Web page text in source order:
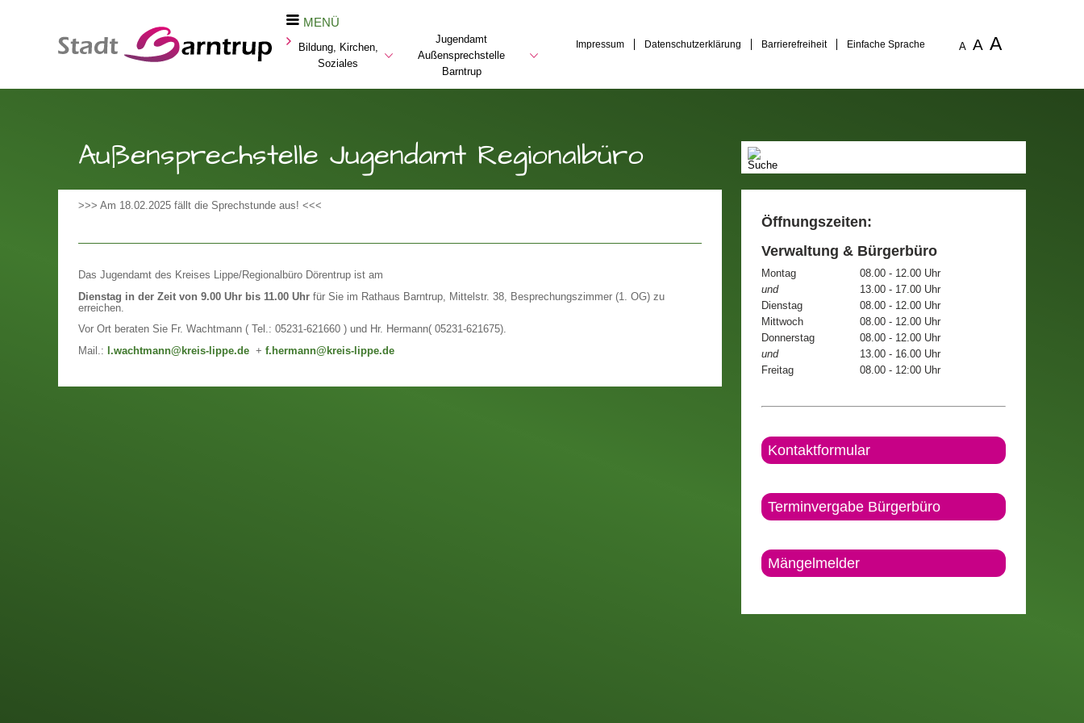
MENÜ
Bildung, Kirchen,
Soziales
Jugendamt
Außensprechstelle
Barntrup
Impressum Datenschutzerklärung Barrierefreiheit Einfache Sprache A A A
Außensprechstelle Jugendamt Regionalbüro
>>> Am 18.02.2025 fällt die Sprechstunde aus! <<<
Das Jugendamt des Kreises Lippe/Regionalbüro Dörentrup ist am
Dienstag in der Zeit von 9.00 Uhr bis 11.00 Uhr für Sie im Rathaus Barntrup, Mittelstr. 38, Besprechungszimmer (1. OG) zu
erreichen.
Vor Ort beraten Sie Fr. Wachtmann ( Tel.: 05231-621660 ) und Hr. Hermann( 05231-621675).
Mail.:
.wachtmann@kreis-lippe.de + f.hermann@kreis-lippe.de
Öffnungszeiten:
Verwaltung & Bürgerbüro
Montag
08.00 - 12.00 Uhr
und
13.00 - 17.00 Uhr
Dienstag
08.00 - 12.00 Uhr
Mittwoch
08.00 - 12.00 Uhr
Donnerstag
08.00 - 12.00 Uhr
und
13.00 - 16.00 Uhr
Freitag
08.00 - 12:00 Uhr
Kontaktformular
Terminvergabe Bürgerbüro
Mängelmelder